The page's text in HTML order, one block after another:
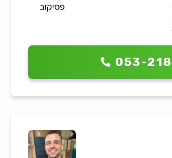
פסיקוב
053-